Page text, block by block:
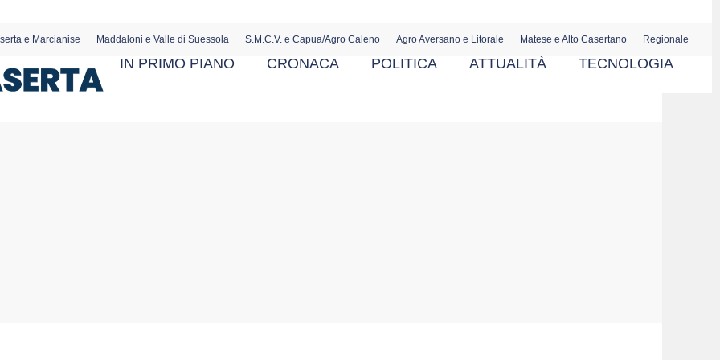
e Marcianise Maddaloni e Valle di Suessola S.M.C.V. e Capua/Agro Caleno Agro Aversano e Litorale Matese e Alto Casertano Regionale
IN PRIMO PIANO CRONACA POLITICA ATTUALITÀ TECNOLOGIA